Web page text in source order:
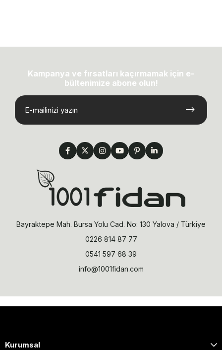
Kampanya ve fırsatları kaçırmamak için e-
bültenimize abone olun!
Bayraktepe Mah. Bursa Yolu Cad. No: 130 Yalova / Türkiye
0226 814 87 77
0541 597 68 39
info@1001fidan.com
Kurumsal